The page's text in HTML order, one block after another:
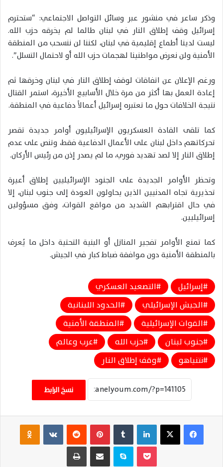
وذكر ساعر في منشور عبر وسائل التواصل الاجتماعي: “ستحترم
إسرائيل وقف إطلاق النار في لبنان طالما لم يخرقه حزب الله.
ليست لدينا أطماع إقليمية في لبنان، لكننا لن ننسحب من المنطقة
الأمنية ولن نعرض مواطنينا لهجمات حزب الله أو لاحتمال التسلل”.
ورغم الإعلان عن اتفاقات لوقف إطلاق النار في لبنان وخرقها ثم
إعادة العمل بها أكثر من مرة خلال الأسابيع الأخيرة، استمر القتال
نتيجة الخلافات حول ما تعتبره إسرائيل أعمالاً دفاعية في المنطقة.
كما تلقى القادة العسكريون الإسرائيليون أوامر جديدة تقصر
تحركاتهم داخل لبنان على الأعمال الدفاعية فقط، وتنص على عدم
إطلاق النار إلا لصد تهديد فوري، ما لم يصدر إذن من رئيس الأركان.
وتحظر الأوامر الجديدة على الجنود الإسرائيليين إطلاق أعيرة
تحذيرية تجاه المدنيين الذين يحاولون العودة إلى جنوب لبنان، إلا
في حال اقترابهم الشديد من مواقع القوات، وفق مسؤولين
إسرائيليين.
كما تمنع الأوامر تفجير المنازل أو البنية التحتية داخل ما يُعرف
بالمنطقة الأمنية دون موافقة ضباط كبار في الجيش.
إسرائيل
التصعيد العسكري
الجيش الإسرائيلي
الحدود اللبنانية
القوات الإسرائيلية
المنطقة الأمنية
جنوب لبنان
حزب الله
عرب وعالم
نتنياهو
وقف إطلاق النار
نسخ الرابط
فيسبوك ‫X لينكدإن بينتيريست ‏VKontakte
سكايب مشاركة عبر البريد طباعة